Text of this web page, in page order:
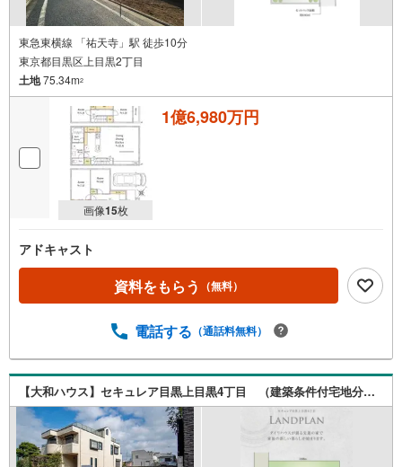
東急東横線 「祐天寺」駅 徒歩10分
東京都目黒区上目黒2丁目
土地75.34m2
画像15枚
1億6,980万円
アドキャスト
資料をもらう （無料）
電話する （通話料無料）
【大和ハウス】セキュレア目黒上目黒4丁目 （建築条件付宅地分譲）